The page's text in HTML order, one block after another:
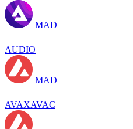
MAD
AUDIO
MAD
AVAXAVAC